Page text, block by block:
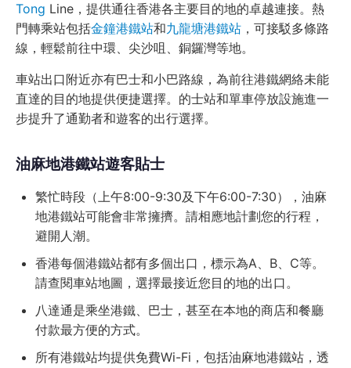
Tong Line，提供通往香港各主要目的地的卓越連接。熱
門轉乘站包括金鐘港鐵站和九龍塘港鐵站 ，可接駁多條路
線，輕鬆前往中環、尖沙咀、銅鑼灣等地。
車站出口附近亦有巴士和小巴路線，為前往港鐵網絡未能
直達的目的地提供便捷選擇。的士站和單車停放設施進一
步提升了通勤者和遊客的出行選擇。
油麻地港鐵站遊客貼士
繁忙時段（上午8:00-9:30及下午6:00-7:30），油麻
地港鐵站可能會非常擁擠。請相應地計劃您的行程，
避開人潮。
香港每個港鐵站都有多個出口，標示為A、B、C等。
請查閱車站地圖，選擇最接近您目的地的出口。
八達通是乘坐港鐵、巴士，甚至在本地的商店和餐廳
付款最方便的方式。
所有港鐵站均提供免費Wi-Fi，包括油麻地港鐵站，透